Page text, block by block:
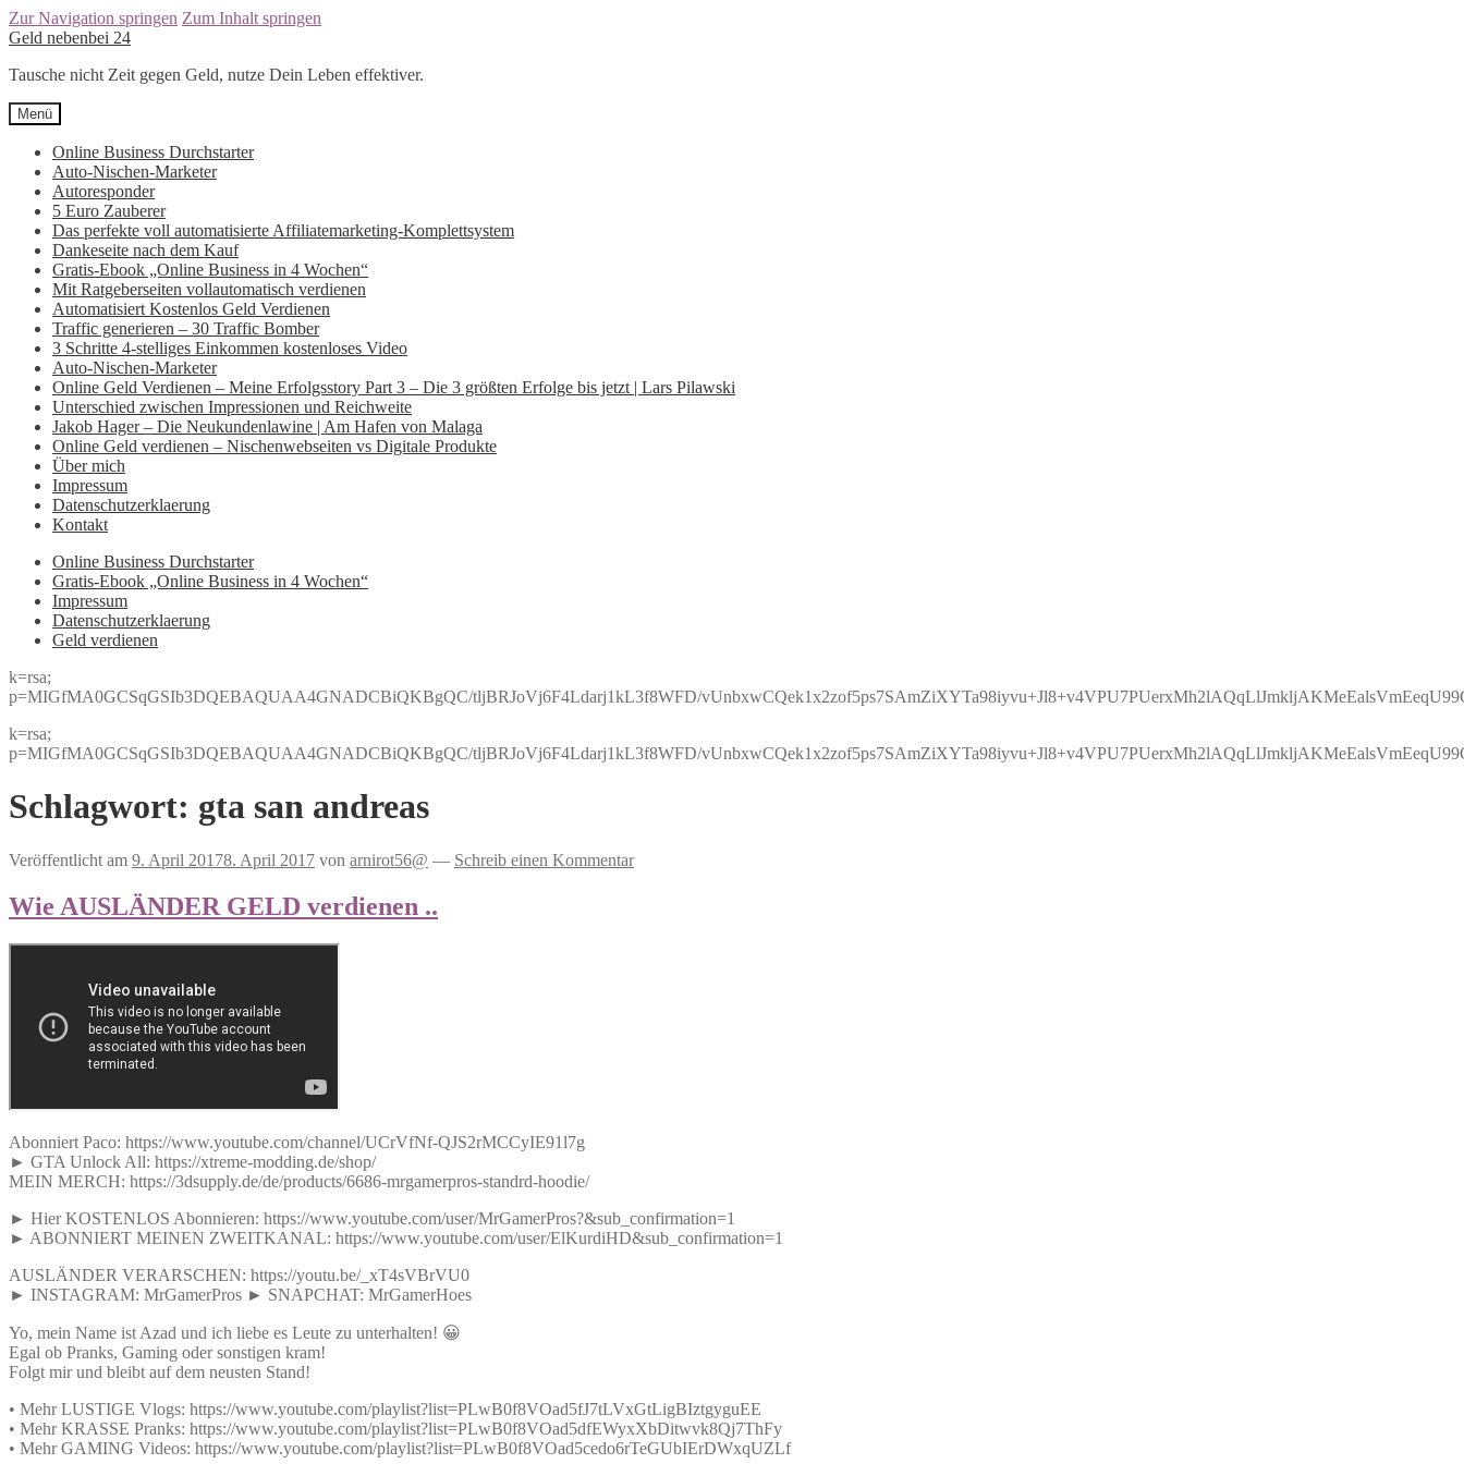
Zur Navigation springen Zum Inhalt springen
Geld nebenbei 24
Tausche nicht Zeit gegen Geld, nutze Dein Leben effektiver.
Menü
Online Business Durchstarter
Auto-Nischen-Marketer
Autoresponder
5 Euro Zauberer
Das perfekte voll automatisierte Affiliatemarketing-Komplettsystem
Dankeseite nach dem Kauf
Gratis-Ebook „Online Business in 4 Wochen“
Mit Ratgeberseiten vollautomatisch verdienen
Automatisiert Kostenlos Geld Verdienen
Traffic generieren – 30 Traffic Bomber
3 Schritte 4-stelliges Einkommen kostenloses Video
Auto-Nischen-Marketer
Online Geld Verdienen – Meine Erfolgsstory Part 3 – Die 3 größten Erfolge bis jetzt | Lars Pilawski
Unterschied zwischen Impressionen und Reichweite
Jakob Hager – Die Neukundenlawine | Am Hafen von Malaga
Online Geld verdienen – Nischenwebseiten vs Digitale Produkte
Über mich
Impressum
Datenschutzerklaerung
Kontakt
Online Business Durchstarter
Gratis-Ebook „Online Business in 4 Wochen“
Impressum
Datenschutzerklaerung
Geld verdienen
k=rsa;
p=MIGfMA0GCSqGSIb3DQEBAQUAA4GNADCBiQKBgQC/tljBRJoVj6F4Ldarj1kL3f8WFD/
k=rsa;
p=MIGfMA0GCSqGSIb3DQEBAQUAA4GNADCBiQKBgQC/tljBRJoVj6F4Ldarj1kL3f8WFD/
Schlagwort: gta san andreas
Veröffentlicht am 9. April 20178. April 2017 von arnirot56@ — Schreib einen Kommentar
Wie AUSLÄNDER GELD verdienen ..
Abonniert Paco: https://www.youtube.com/channel/UCrVfNf-QJS2rMCCyIE91l7g
► GTA Unlock All: https://xtreme-modding.de/shop/
MEIN MERCH: https://3dsupply.de/de/products/6686-mrgamerpros-standrd-hoodie/
► Hier KOSTENLOS Abonnieren: https://www.youtube.com/user/MrGamerPros?&sub_confirmation=1
► ABONNIERT MEINEN ZWEITKANAL: https://www.youtube.com/user/ElKurdiHD&sub_confirmation=1
AUSLÄNDER VERARSCHEN: https://youtu.be/_xT4sVBrVU0
► INSTAGRAM: MrGamerPros ► SNAPCHAT: MrGamerHoes
Yo, mein Name ist Azad und ich liebe es Leute zu unterhalten! 😀
Egal ob Pranks, Gaming oder sonstigen kram!
Folgt mir und bleibt auf dem neusten Stand!
• Mehr LUSTIGE Vlogs: https://www.youtube.com/playlist?list=PLwB0f8VOad5fJ7tLVxGtLigBIztgyguEE
• Mehr KRASSE Pranks: https://www.youtube.com/playlist?list=PLwB0f8VOad5dfEWyxXbDitwvk8Qj7ThFy
• Mehr GAMING Videos: https://www.youtube.com/playlist?list=PLwB0f8VOad5cedo6rTeGUbIErDWxqUZLf